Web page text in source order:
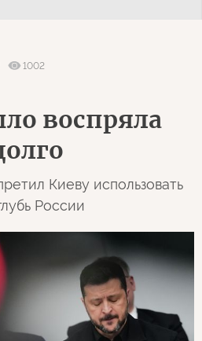
1002
воспряла
Киеву использовать
России